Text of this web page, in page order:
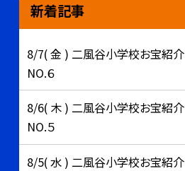
新着記事
8/7( 金 ) 二風谷小学校お宝紹介
NO.６
8/6( 木 ) 二風谷小学校お宝紹介
NO.５
8/5( 水 ) 二風谷小学校お宝紹介